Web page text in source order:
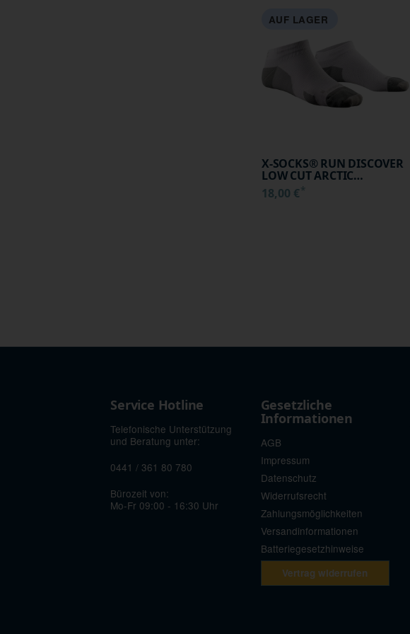
AUF LAGER
X-SOCKS® RUN DISCOVER
LOW CUT ARCTIC
WHITE/PEARL GREY 35-38
18,00 €*
Service Hotline
Telefonische Unterstützung
und Beratung unter:
0441 / 361 80 780
Bürozeit von:
Mo-Fr 09:00 - 16:30 Uhr
Gesetzliche
Informationen
AGB
Impressum
Datenschutz
Widerrufsrecht
Zahlungsmöglichkeiten
Versandinformationen
Batteriegesetzhinweise
Vertrag widerrufen